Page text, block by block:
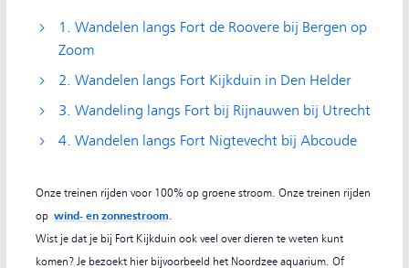
1. Wandelen langs Fort de Roovere bij Bergen op
Zoom
2. Wandelen langs Fort Kijkduin in Den Helder
3. Wandeling langs Fort bij Rijnauwen bij Utrecht
4. Wandelen langs Fort Nigtevecht bij Abcoude
Onze treinen rijden voor 100% op groene stroom. Onze treinen rijden
op wind- en zonnestroom.
Wist je dat je bij Fort Kijkduin ook veel over dieren te weten kunt
komen? Je bezoekt hier bijvoorbeeld het Noordzee aquarium. Of